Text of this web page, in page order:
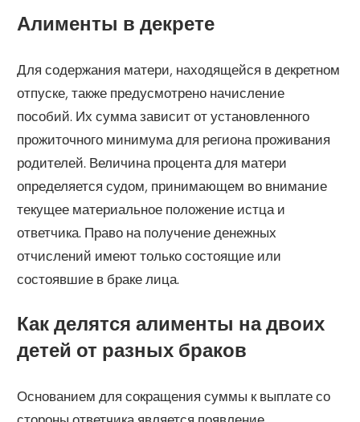
Алименты в декрете
Для содержания матери, находящейся в декретном
отпуске, также предусмотрено начисление
пособий. Их сумма зависит от установленного
прожиточного минимума для региона проживания
родителей. Величина процента для матери
определяется судом, принимающем во внимание
текущее материальное положение истца и
ответчика. Право на получение денежных
отчислений имеют только состоящие или
состоявшие в браке лица.
Как делятся алименты на двоих
детей от разных браков
Основанием для сокращения суммы к выплате со